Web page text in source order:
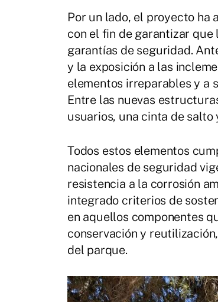
Por un lado, el proyecto ha
con el fin de garantizar que
garantías de seguridad.
y la exposición a las
elementos irreparables y a
Entre las nuevas
usuarios, una cinta de
Todos estos elementos
nacionales de seguridad
resistencia a la corrosión
integrado criterios de
en aquellos componentes
conservación y
del parque.